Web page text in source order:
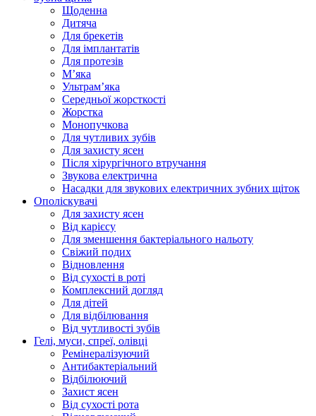
Щоденна
Дитяча
Для брекетів
Для імплантатів
Для протезів
Мʼяка
Ультрамʼяка
Середньої жорсткості
Жорстка
Монопучкова
Для чутливих зубів
Для захисту ясен
Після хірургічного втручання
Звукова електрична
Насадки для звукових електричних зубних щіток
Ополіскувачі
Для захисту ясен
Від карієсу
Для зменшення бактеріального нальоту
Свіжий подих
Відновлення
Від сухості в роті
Комплексний догляд
Для дітей
Для відбілювання
Від чутливості зубів
Гелі, муси, спреї, олівці
Ремінералізуючий
Антибактеріальний
Відбілюючий
Захист ясен
Від сухості рота